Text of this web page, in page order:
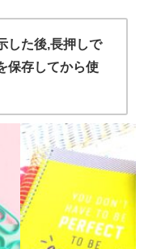
した後,長押しで
保存してから使